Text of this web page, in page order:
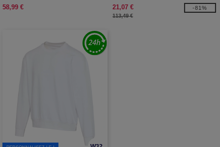
58,99 €
recyclé unisexe
21,07 €
113,49 €
-81%